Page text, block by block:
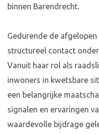
binnen Barendrecht.
Gedurende de
structureel contact
Vanuit haar rol als
inwoners in kwetsbare
een belangrijke
signalen en ervaringen
waardevolle bijdrage